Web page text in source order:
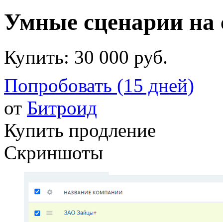
Умные сценарии на
Купить: 30 000 руб.
Попробовать (15 дней)
от Битроид
Купить продление
Скриншоты